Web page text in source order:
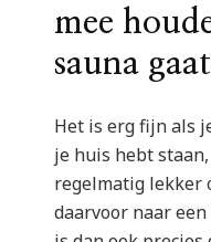
mee
sauna
Het is erg fijn als
je huis hebt
regelmatig lekker
daarvoor naar